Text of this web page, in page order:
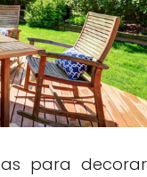
para decorar